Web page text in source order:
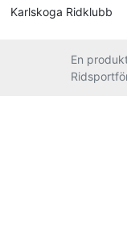
Karlskoga Ridklubb
En